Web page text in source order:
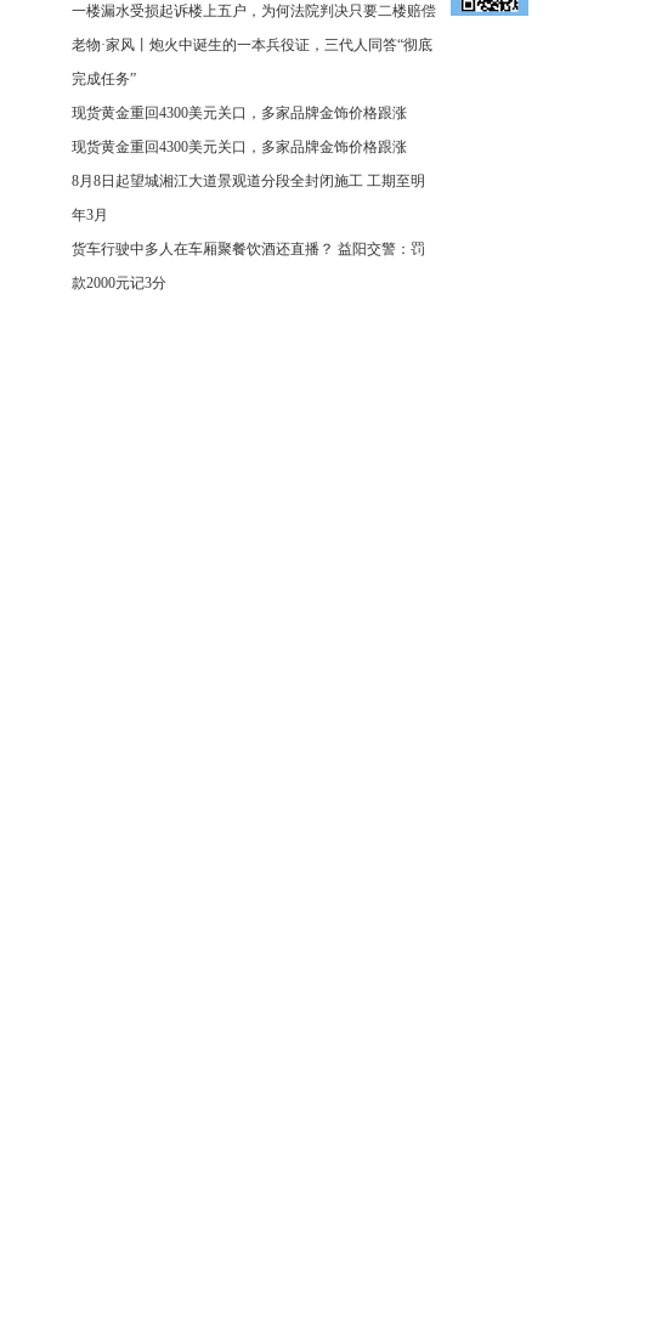
一楼漏水受损起诉楼上五户，为何法院判决只要二楼赔偿
老物·家风丨炮火中诞生的一本兵役证，三代人同答“彻底
完成任务”
现货黄金重回4300美元关口，多家品牌金饰价格跟涨
现货黄金重回4300美元关口，多家品牌金饰价格跟涨
8月8日起望城湘江大道景观道分段全封闭施工 工期至明
年3月
货车行驶中多人在车厢聚餐饮酒还直播？ 益阳交警：罚
款2000元记3分